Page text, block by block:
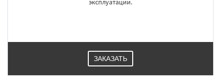
эксплуатации.
ЗАКАЗАТЬ